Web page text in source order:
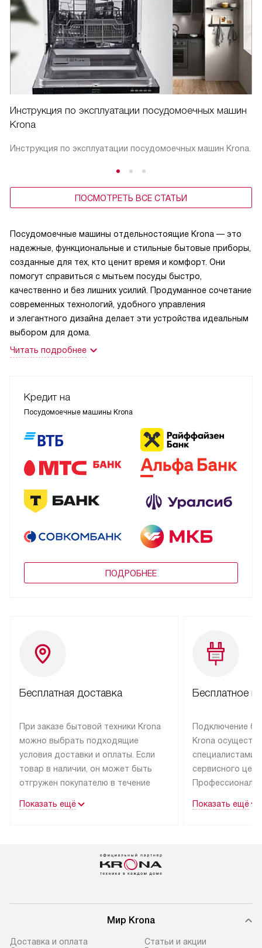
Инструкция по эксплуатации посудомоечных машин
Krona
Инструкция по эксплуатации посудомоечных машин Krona.
ПОСМОТРЕТЬ ВСЕ СТАТЬИ
Посудомоечные машины отдельностоящие Krona — это
надежные, функциональные и стильные бытовые приборы,
созданные для тех, кто ценит время и комфорт. Они
помогут справиться с мытьем посуды быстро,
качественно и без лишних усилий. Продуманное сочетание
современных технологий, удобного управления
и элегантного дизайна делает эти устройства идеальным
выбором для дома.
Читать подробнее
Кредит на
Посудомоечные машины Krona
ПОДРОБНЕЕ
Бесплатная доставка
При заказе бытовой техники Krona
можно выбрать подходящие
условия доставки и оплаты. Если
товар в наличии, он может быть
отгружен покупателю в течение
оплачивается дополнительно.
Возможна доставка товаров
Показать ещё
Бесплатное
Подключение
Krona
специалистами
сервисного
эксплуатации
Показать ещё
Мир Krona
Доставка и оплата
Статьи и акции